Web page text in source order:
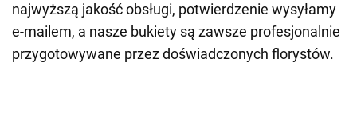
najwyższą jakość obsługi, potwierdzenie wysyłamy
e-mailem, a nasze bukiety są zawsze profesjonalnie
przygotowywane przez doświadczonych florystów.